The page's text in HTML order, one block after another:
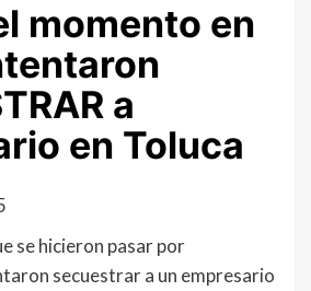
momento en
a
en Toluca
se hicieron pasar por
secuestrar a un empresario